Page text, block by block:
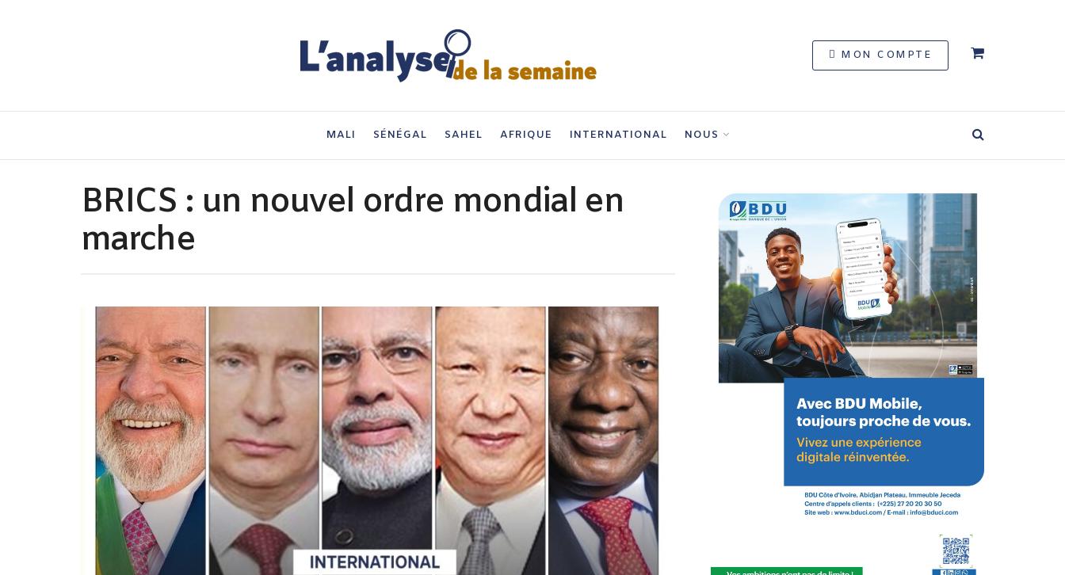
MON COMPTE
MALI SÉNÉGAL SAHEL AFRIQUE INTERNATIONAL NOUS
BRICS : un nouvel ordre mondial en
marche